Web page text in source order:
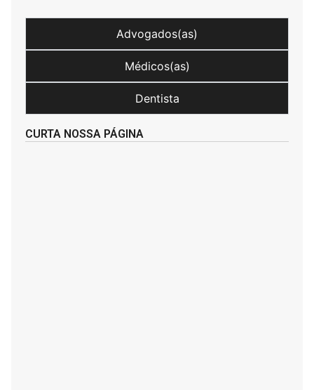
Advogados(as)
Médicos(as)
Dentista
CURTA NOSSA PÁGINA